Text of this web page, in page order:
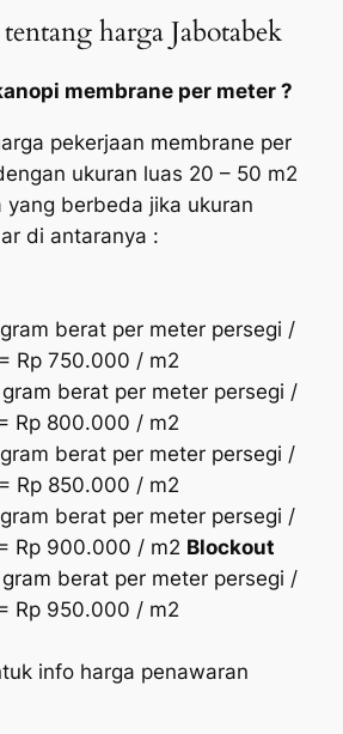
harga Jabotabek
membrane per meter ?
pekerjaan membrane per
ukuran luas 20 – 50 m2
yang berbeda jika ukuran
di antaranya :
berat per meter persegi /
Rp 750.000 / m2
berat per meter persegi /
Rp 800.000 / m2
berat per meter persegi /
Rp 850.000 / m2
berat per meter persegi /
Rp 900.000 / m2 Blockout
berat per meter persegi /
Rp 950.000 / m2
info harga penawaran